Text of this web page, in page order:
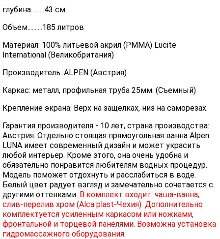
глубина.........43 см.
Объем..........185 литров
Материал: 100% литьевой акрил (PMMA) Lucite
International (Великобритания)
Производитель: ALPEN (Австрия)
Каркас: металл, профильная труба 25мм. (Съемный)
Крепление экрана: Верх на защелках, низ на саморезах.
Гарантия производителя - 10 лет, страна производства:
Австрия. Отдельно стоящая прямоугольная ванна Alpen
LUNA имеет современный дизайн и может украсить
любой интерьер. Кроме этого, она очень удобна и
обязательно понравится любителям водных процедур.
Модель поможет отдохнуть и расслабиться в воде.
Белый цвет радует взгляд и замечательно сочетается с
другими оттенками. В комплект входит: чаша-ванна,
слив-перелив хром (Alca plast-Чехия). Дополнительно
комплектуется усиленным каркасом или ножками,
фронтальной и торцевой панелями. Возможна установка
гидромассажного оборудования.